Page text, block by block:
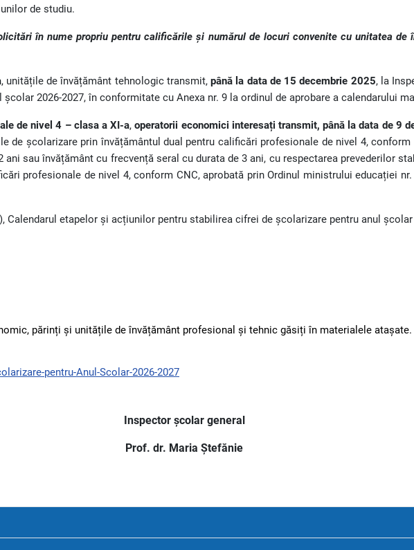
de studiu.
în nume propriu pentru calificările și numărul de locuri convenite cu unitatea
, unitățile de învățământ tehnologic transmit,până la data de 15 decembrie 2025, la
2026-2027, în conformitate cu Anexa nr. 9 la ordinul de aprobare a calendarului
de nivel 4 – clasa a XI-a,operatorii economici interesați transmit, până la data de 9
de școlarizare prin învățământul dual pentru calificări profesionale de nivel 4,
ani sau învățământ cu frecvență seral cu durata de 3 ani, cu respectarea prevederilor
profesionale de nivel 4, conform CNC, aprobată prin Ordinul ministrului educației
Calendarul etapelor și acțiunilor pentru stabilirea cifrei de școlarizare pentru anul
părinți și unitățile de învățământ profesional și tehnic găsiți în materialele atașate.
pentru-Anul-Scolar-2026-2027
Inspector școlar general
Prof. dr. Maria Ștefănie